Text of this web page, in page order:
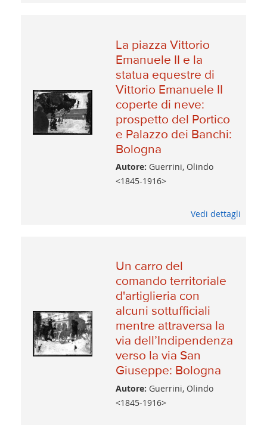
La piazza Vittorio
Emanuele II e la
statua equestre di
Vittorio Emanuele II
coperte di neve:
prospetto del Portico
e Palazzo dei Banchi:
Bologna
Autore: Guerrini, Olindo
<1845-1916>
Vedi dettagli
Un carro del
comando territoriale
d'artiglieria con
alcuni sottufficiali
mentre attraversa la
via dell’Indipendenza
verso la via San
Giuseppe: Bologna
Autore: Guerrini, Olindo
<1845-1916>